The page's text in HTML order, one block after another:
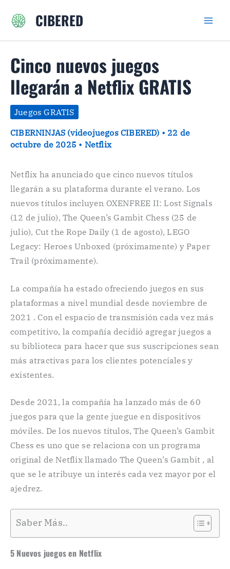
CIBERED
Cinco nuevos juegos
llegarán a Netflix GRATIS
Juegos GRATIS
CIBERNINJAS (videojuegos CIBERED) • 22 de
octubre de 2025 • Netflix
Netflix ha anunciado que cinco nuevos títulos
llegarán a su plataforma durante el verano. Los
nuevos títulos incluyen OXENFREE II: Lost Signals
(12 de julio), The Queen’s Gambit Chess (25 de
julio), Cut the Rope Daily (1 de agosto), LEGO
Legacy: Heroes Unboxed (próximamente) y Paper
Trail (próximamente).
La compañía ha estado ofreciendo juegos en sus
plataformas a nivel mundial desde noviembre de
2021 . Con el espacio de transmisión cada vez más
competitivo, la compañía decidió agregar juegos a
su biblioteca para hacer que sus suscripciones sean
más atractivas para los clientes potenciales y
existentes.
Desde 2021, la compañía ha lanzado más de 60
juegos para que la gente juegue en dispositivos
móviles. De los nuevos títulos, The Queen’s Gambit
Chess es uno que se relaciona con un programa
original de Netflix llamado The Queen’s Gambit , al
que se le atribuye un interés cada vez mayor por el
ajedrez.
Saber Más..
5 Nuevos juegos en Netflix